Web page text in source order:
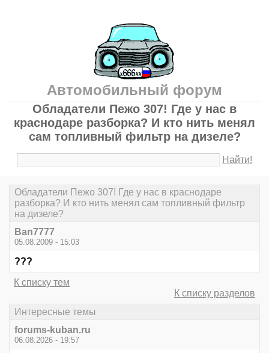
Автомобильный форум
Обладатели Пежо 307! Где у нас в
краснодаре разборка? И кто нить менял
сам топливный фильтр на дизеле?
Найти!
Обладатели Пежо 307! Где у нас в краснодаре
разборка? И кто нить менял сам топливный фильтр
на дизеле?
Ban7777
05.08.2009 - 15:03
???
К списку тем
К списку разделов
Интересные темы
forums-kuban.ru
06.08.2026 - 19:57